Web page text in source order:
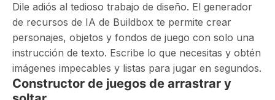
Dile adiós al tedioso trabajo de diseño. El generador
de recursos de IA de Buildbox te permite crear
personajes, objetos y fondos de juego con solo una
instrucción de texto. Escribe lo que necesitas y obtén
imágenes impecables y listas para jugar en segundos.
Constructor de juegos de arrastrar y